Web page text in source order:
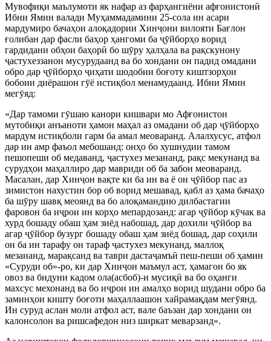
Мувофиқи маълумоти як нафар аз фарҳангиёни афғонистонӣ
Ибни Ямин валади Муҳаммадамини 25-сола ин асари
мардумиро бачаҳои алоқадории Хинҷони вилояти Бағлон
ғолибан дар фасли баҳор ҳангоми ба ҷӯйборҳо ворид
гардидани обҳои баҳорӣ бо шӯру ҳалҳала ва рақскунону
ҷастухеззанон мусурудаанд ва бо хондани он падид омадани
обро дар ҷӯйборҳо ҷиҳати шодобии боғоту киштзорҳои
бобоии диёрашон гӯё истиқбол менамудаанд. Ибни Ямин
мегӯяд:
«Дар тамоми гӯшаю канори кишвари мо Афғонистон
мутобиқи анъаноти ҳамон маҳал аз омадани об дар ҷӯйборҳо
мардум истиқболи гарм ба амал меоваранд. Алалхусус, атфол
дар ин амр фаъол мебошанд: онҳо бо хушнудии тамом
пешопеши об медаванд, ҷастухез мезананд, рақс мекунанд ва
сурудҳои маҳаллиро дар мавриди об ба забон меоваранд.
Масалан, дар Хинҷон вақте ки ба ин ва ё он ҷӯйбор пас аз
зимистон нахустин бор об ворид мешавад, қабл аз ҳама бачаҳо
ба шӯру шавқ меоянд ва бо алоқамандию дилбастагии
фаровон ба иҷрои ин корҳо мепардозанд: агар ҷӯйбор кӯчак ва
хурд бошаду обаш ҳам зиёд набошад, дар дохили ҷӯйбор ва
агар ҷӯйбор бузург бошаду обаш ҳам зиёд бошад, дар соҳили
он ба ин тарафу он тараф ҷастухез мекунанд, маллоқ
мезананд, марақсанд ва таври дастаҷамъӣ пеш-пеши об ҳамин
«Суруди об»-ро, ки дар Хинҷон маъмул аст, ҳамагон бо як
овоз ва бидуни кадом ола(асбоб)-и мусиқӣ ва бо оҳанги
махсус мехонанд ва бо иҷрои ин амалҳо ворид шудани обро ба
заминҳои кишту боғоти маҳаллаашон хайрамақдам мегӯянд.
Ин суруд аслан моли атфол аст, вале баъзан дар хондани он
калонсолон ва ришсафедон низ ширкат меварзанд».